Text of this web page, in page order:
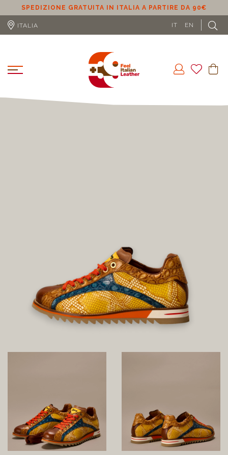
SPEDIZIONE GRATUITA IN ITALIA A PARTIRE DA 90€
ITALIA IT EN